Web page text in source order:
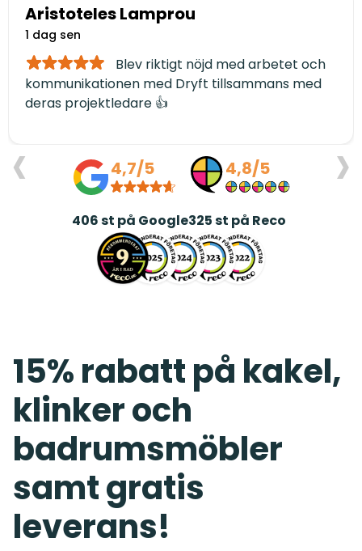
Aristoteles Lamprou
1 dag sen
Blev riktigt nöjd med arbetet och
kommunikationen med Dryft tillsammans med
deras projektledare 👍
‹ ›
4,7/5
406st på Google
4,8/5
325st på Reco
15% rabatt på kakel,
klinker och
badrumsmöbler
samt gratis
leverans!